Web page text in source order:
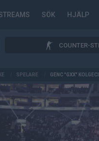
SÖK HJÄLP
COUNTER-
SPELARE GENC "GXX" KOLGECI